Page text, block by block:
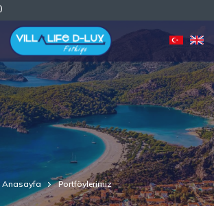
Anasayfa Portföylerimiz